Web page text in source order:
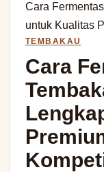
Cara
untuk Kualitas
TEMBAKAU
Cara